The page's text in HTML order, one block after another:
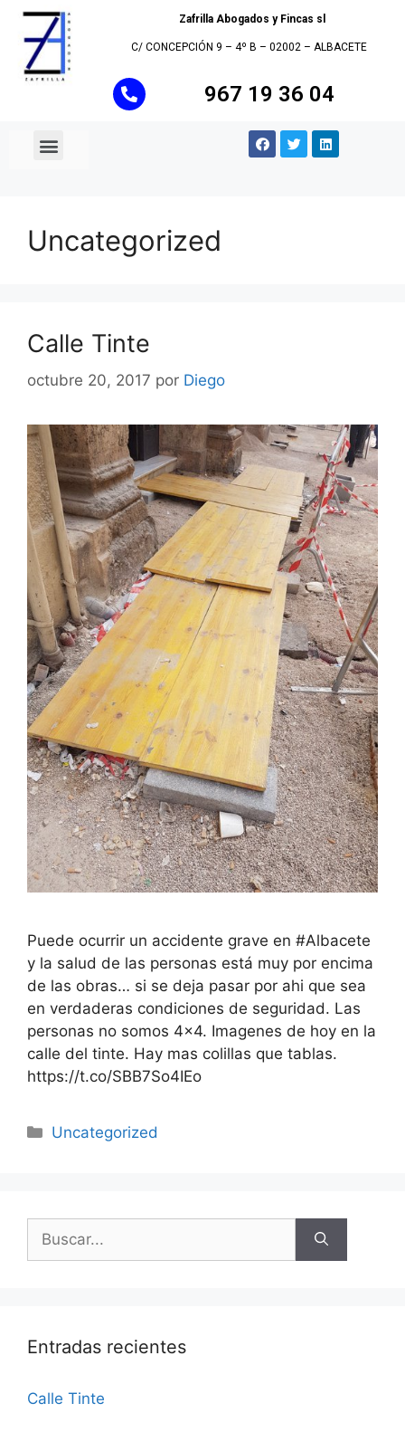
Zafrilla Abogados y Fincas sl
C/ CONCEPCIÓN 9 – 4º B – 02002 – ALBACETE
967 19 36 04
Uncategorized
Calle Tinte
octubre 20, 2017 por Diego
Puede ocurrir un accidente grave en #Albacete
y la salud de las personas está muy por encima
de las obras… si se deja pasar por ahi que sea
en verdaderas condiciones de seguridad. Las
personas no somos 4×4. Imagenes de hoy en la
calle del tinte. Hay mas colillas que tablas.
https://t.co/SBB7So4IEo
Uncategorized
Entradas recientes
Calle Tinte